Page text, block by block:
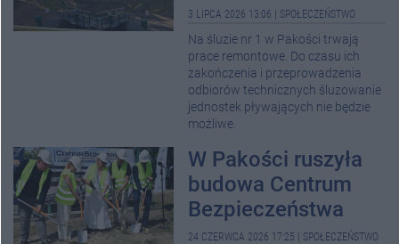
3 LIPCA 2026 13:06 | SPOŁECZEŃSTWO
Na śluzie nr 1 w Pakości trwają
prace remontowe. Do czasu ich
zakończenia i przeprowadzenia
odbiorów technicznych śluzowanie
jednostek pływających nie będzie
możliwe.
W Pakości ruszyła
budowa Centrum
Bezpieczeństwa
24 CZERWCA 2026 17:25 | SPOŁECZEŃSTWO